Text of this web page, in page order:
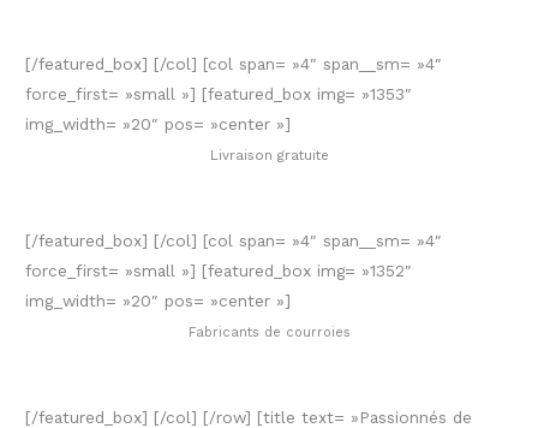
[/featured_box] [/col] [col span= »4″ span__sm= »4″
force_first= »small »] [featured_box img= »1353″
img_width= »20″ pos= »center »]
Livraison gratuite
[/featured_box] [/col] [col span= »4″ span__sm= »4″
force_first= »small »] [featured_box img= »1352″
img_width= »20″ pos= »center »]
Fabricants de courroies
[/featured_box] [/col] [/row] [title text= »Passionnés de